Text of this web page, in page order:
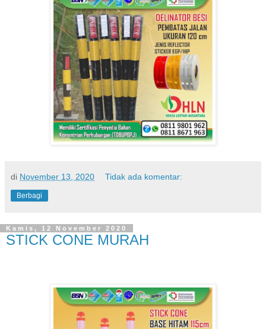
di November 13, 2020 Tidak ada komentar:
Berbagi
Kamis, 12 November 2020
STICK CONE MURAH